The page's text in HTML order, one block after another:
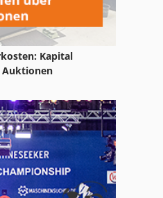
Kapital
Auktionen